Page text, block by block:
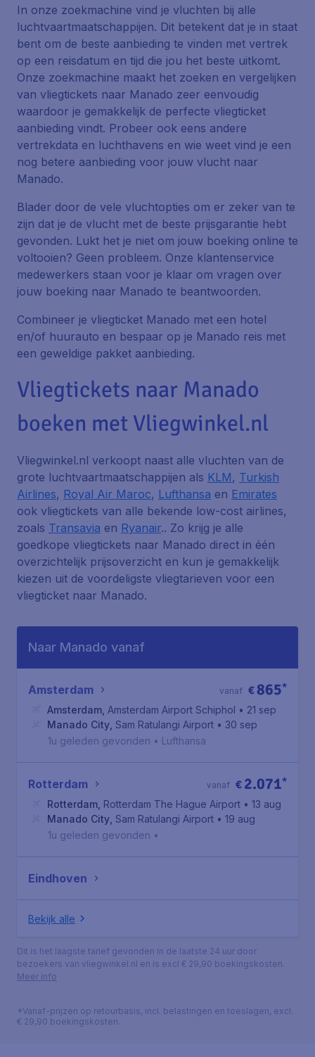
In onze zoekmachine vind je vluchten bij alle
luchtvaartmaatschappijen. Dit betekent dat je in staat
bent om de beste aanbieding te vinden met vertrek
op een reisdatum en tijd die jou het beste uitkomt.
Onze zoekmachine maakt het zoeken en vergelijken
van vliegtickets naar Manado zeer eenvoudig
waardoor je gemakkelijk de perfecte vliegticket
aanbieding vindt. Probeer ook eens andere
vertrekdata en luchthavens en wie weet vind je een
nog betere aanbieding voor jouw vlucht naar
Manado.
Blader door de vele vluchtopties om er zeker van te
zijn dat je de vlucht met de beste prijsgarantie hebt
gevonden. Lukt het je niet om jouw boeking online te
voltooien? Geen probleem. Onze klantenservice
medewerkers staan voor je klaar om vragen over
jouw boeking naar Manado te beantwoorden.
Combineer je vliegticket Manado met een hotel
en/of huurauto en bespaar op je Manado reis met
een geweldige pakket aanbieding.
Vliegtickets naar Manado
boeken met Vliegwinkel.nl
Vliegwinkel.nl verkoopt naast alle vluchten van de
grote luchtvaartmaatschappijen als KLM, Turkish
Airlines, Royal Air Maroc, Lufthansa en Emirates
ook vliegtickets van alle bekende low-cost airlines,
zoals Transavia en Ryanair.. Zo krijg je alle
goedkope vliegtickets naar Manado direct in één
overzichtelijk prijsoverzicht en kun je gemakkelijk
kiezen uit de voordeligste vliegtarieven voor een
vliegticket naar Manado.
Naar Manado vanaf
Amsterdam €865*
vanaf
Amsterdam Amsterdam Airport Schiphol • 21 sep
Manado City Sam Ratulangi Airport • 30 sep
1u geleden gevonden • Lufthansa
Rotterdam € 2.071*
vanaf
Rotterdam Rotterdam The Hague Airport • 13 aug
Manado City Sam Ratulangi Airport • 19 aug
1u geleden gevonden •
Eindhoven
Bekijk alle
Dit is het laagste tarief gevonden in de laatste 24 uur door
bezoekers van vliegwinkel.nl en is excl € 29,90 boekingskosten.
Meer info
*Vanaf-prijzen op retourbasis, incl. belastingen en toeslagen, excl.
€ 29,90 boekingskosten.